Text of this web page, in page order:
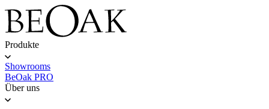
Produkte
Showrooms
BeOak PRO
Über uns